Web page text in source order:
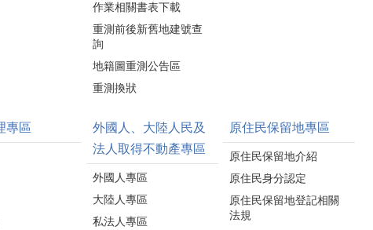
作業相關書表下載
重測前後新舊地建號查
詢
地籍圖重測公告區
重測換狀
專區
外國人、大陸人民及
法人取得不動產專區
外國人專區
大陸人專區
私法人專區
原住民保留地專區
原住民保留地介紹
原住民身分認定
原住民保留地登記相關
法規